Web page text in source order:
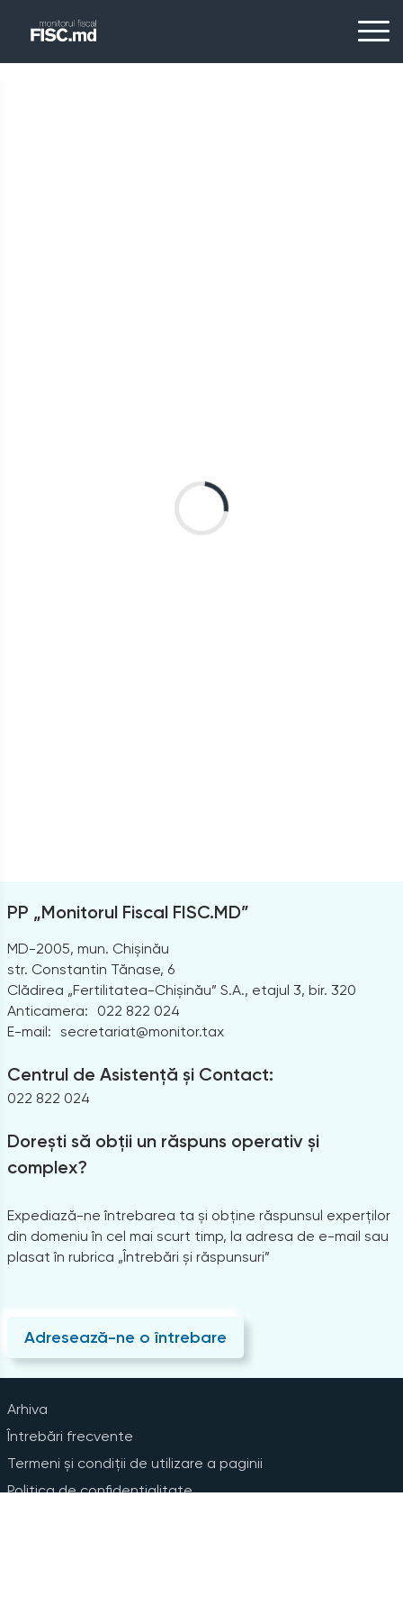
PP „Monitorul Fiscal FISC.MD”
MD-2005, mun. Chișinău
str. Constantin Tănase, 6
Clădirea „Fertilitatea-Chișinău” S.A., etajul 3, bir. 320
Anticamera:
022 822 024
E-mail: secretariat@monitor.tax
Centrul de Asistență și Contact:
022 822 024
Dorești să obții un răspuns operativ și
complex?
Expediază-ne întrebarea ta și obține răspunsul experților
din domeniu în cel mai scurt timp, la adresa de e-mail sau
plasat în rubrica „Întrebări și răspunsuri”
Adresează-ne o întrebare
Arhiva
Întrebări frecvente
Termeni și condiții de utilizare a paginii
Politica de confidențialitate